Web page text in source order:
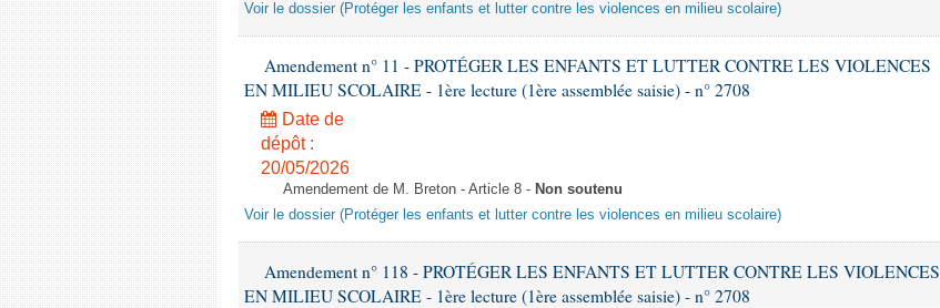
Voir le dossier (Protéger les enfants et lutter contre les violences en milieu scolaire)
Amendement n° 11 - PROTÉGER LES ENFANTS ET LUTTER CONTRE LES VIOLENCES
EN MILIEU SCOLAIRE - 1ère lecture (1ère assemblée saisie) - n° 2708
Date de
dépôt :
20/05/2026
Amendement de M. Breton - Article 8 - Non soutenu
Voir le dossier (Protéger les enfants et lutter contre les violences en milieu scolaire)
Amendement n° 118 - PROTÉGER LES ENFANTS ET LUTTER CONTRE LES VIOLENCES
EN MILIEU SCOLAIRE - 1ère lecture (1ère assemblée saisie) - n° 2708